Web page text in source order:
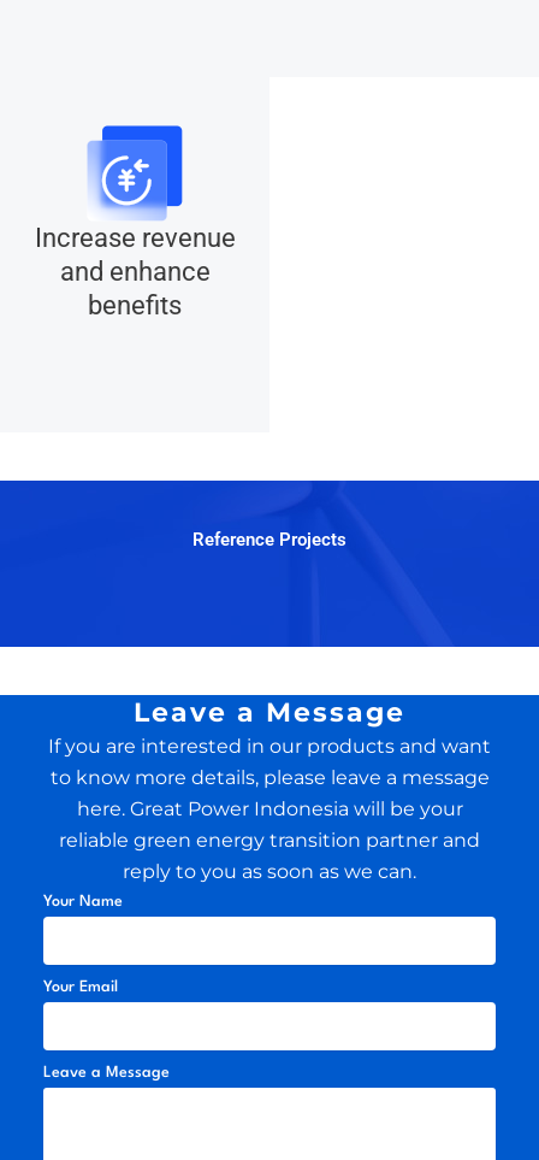
Increase revenue
and enhance
benefits
Reference Projects
Leave a Message
If you are interested in our products and want
to know more details, please leave a message
here. Great Power Indonesia will be your
reliable green energy transition partner and
reply to you as soon as we can.
Your Name
Your Email
Leave a Message